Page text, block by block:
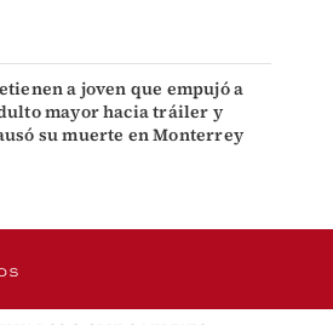
a joven que empujó a
mayor hacia tráiler y
su muerte en Monterrey